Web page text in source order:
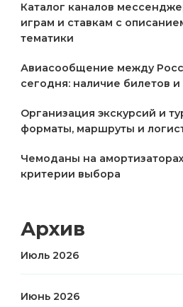
Каталог каналов
играм и ставкам с
тематики
Авиасообщение между
сегодня: наличие билетов
Организация экскурсий и
форматы, маршруты и
Чемоданы на
критерии выбора
Архив
Июль 2026
Июнь 2026